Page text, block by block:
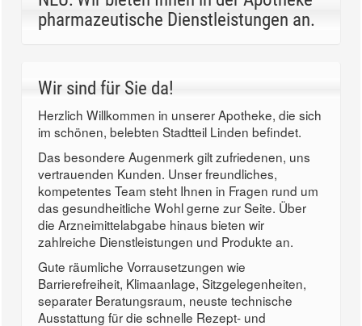
pharmazeutische Dienstleistungen an.
Wir sind für Sie da!
Herzlich Willkommen in unserer Apotheke, die sich
im schönen, belebten Stadtteil Linden befindet.
Das besondere Augenmerk gilt zufriedenen, uns
vertrauenden Kunden. Unser freundliches,
kompetentes Team steht Ihnen in Fragen rund um
das gesundheitliche Wohl gerne zur Seite. Über
die Arzneimittelabgabe hinaus bieten wir
zahlreiche Dienstleistungen und Produkte an.
Gute räumliche Vorrausetzungen wie
Barrierefreiheit, Klimaanlage, Sitzgelegenheiten,
separater Beratungsraum, neuste technische
Ausstattung für die schnelle Rezept- und